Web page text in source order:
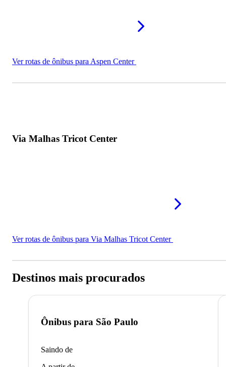
Ver rotas de ônibus para Aspen Center
Via Malhas Tricot Center
Ver rotas de ônibus para Via Malhas Tricot Center
Destinos mais procurados
Ônibus para São Paulo
Saindo de